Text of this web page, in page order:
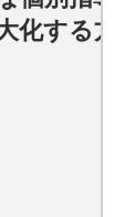
化する方